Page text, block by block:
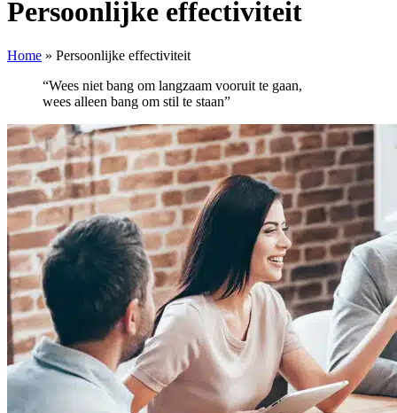
Persoonlijke effectiviteit
Home » Persoonlijke effectiviteit
“Wees niet bang om langzaam vooruit te gaan,
wees alleen bang om stil te staan”